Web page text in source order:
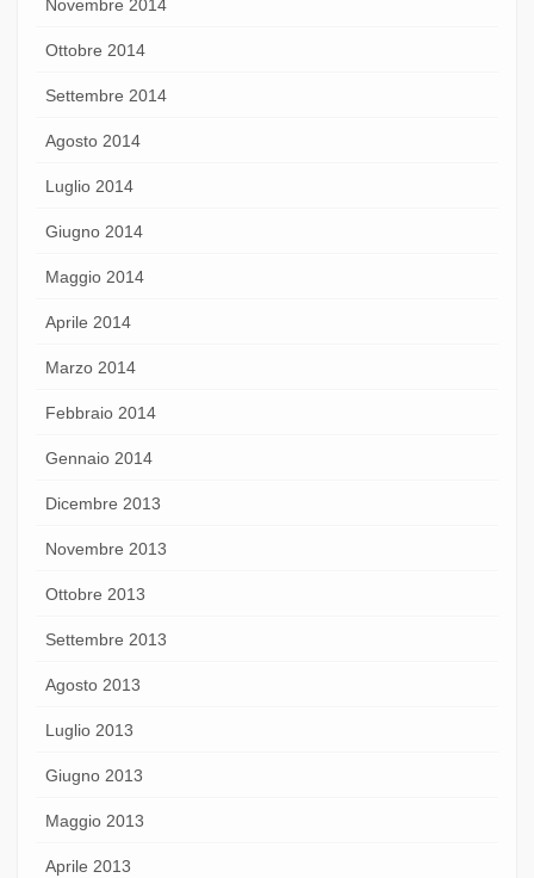
Novembre 2014
Ottobre 2014
Settembre 2014
Agosto 2014
Luglio 2014
Giugno 2014
Maggio 2014
Aprile 2014
Marzo 2014
Febbraio 2014
Gennaio 2014
Dicembre 2013
Novembre 2013
Ottobre 2013
Settembre 2013
Agosto 2013
Luglio 2013
Giugno 2013
Maggio 2013
Aprile 2013